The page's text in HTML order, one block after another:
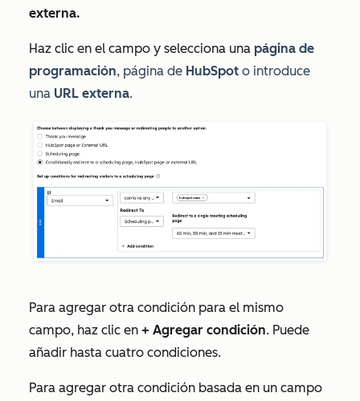
externa.
Haz clic en el campo y selecciona una página de
programación, página de HubSpot o introduce
una URL externa.
Para agregar otra condición para el mismo
campo, haz clic en + Agregar condición. Puede
añadir hasta cuatro condiciones.
Para agregar otra condición basada en un campo